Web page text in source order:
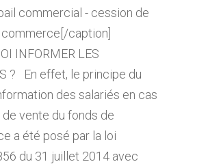
commercial - cession de
caption]
INFORMER LES
? En effet, le principe du
des salariés en cas
vente du fonds de
a été posé par la loi
du 31 juillet 2014 avec